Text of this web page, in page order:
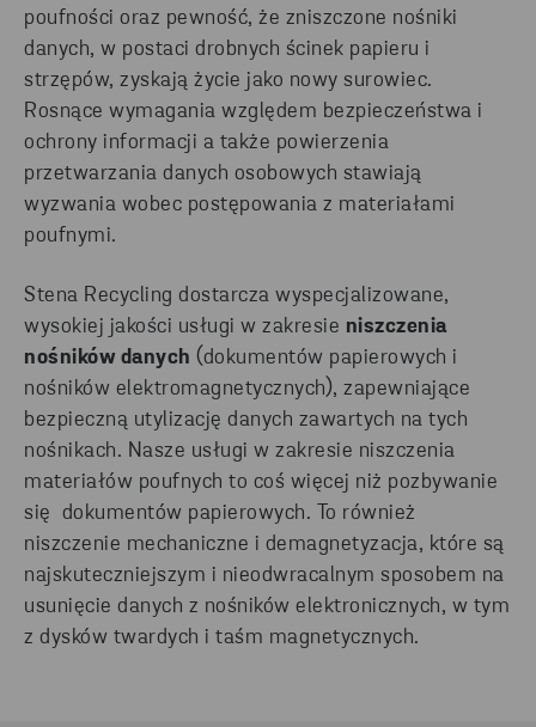
poufności oraz pewność, że zniszczone nośniki
danych, w postaci drobnych ścinek papieru i
strzępów, zyskają życie jako nowy surowiec.
Rosnące wymagania względem bezpieczeństwa i
ochrony informacji a także powierzenia
przetwarzania danych osobowych stawiają
wyzwania wobec postępowania z materiałami
poufnymi.
Stena Recycling dostarcza wyspecjalizowane,
wysokiej jakości usługi w zakresie niszczenia
nośników danych (dokumentów papierowych i
nośników elektromagnetycznych), zapewniające
bezpieczną utylizację danych zawartych na tych
nośnikach. Nasze usługi w zakresie niszczenia
materiałów poufnych to coś więcej niż pozbywanie
się dokumentów papierowych. To również
niszczenie mechaniczne i demagnetyzacja, które są
najskuteczniejszym i nieodwracalnym sposobem na
usunięcie danych z nośników elektronicznych, w tym
z dysków twardych i taśm magnetycznych.